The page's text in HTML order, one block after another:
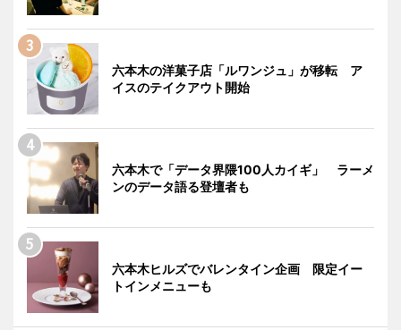
六本木の洋菓子店「ルワンジュ」が移転 ア
イスのテイクアウト開始
六本木で「データ界隈100人カイギ」 ラーメ
ンのデータ語る登壇者も
六本木ヒルズでバレンタイン企画 限定イー
トインメニューも